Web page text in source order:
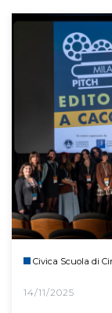
Civica Scuola di
14/11/2025